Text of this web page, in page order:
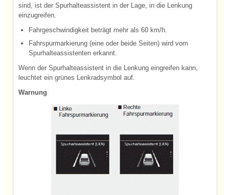
sind, ist der Spurhalteassistent in der Lage, in die Lenkung
einzugreifen.
Fahrgeschwindigkeit beträgt mehr als 60 km/h.
Fahrspurmarkierung (eine oder beide Seiten) wird vom
Spurhalteassistenten erkannt.
Wenn der Spurhalteassistent in die Lenkung eingreifen kann,
leuchtet ein grünes Lenkradsymbol auf.
Warnung